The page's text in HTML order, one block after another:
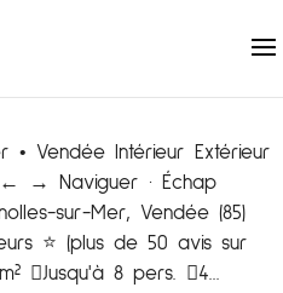
• Vendée Intérieur Extérieur
→ Naviguer · Échap
sur-Mer, Vendée (85)
⭐️ (plus de 50 avis sur
Jusqu'à 8 pers. 4...